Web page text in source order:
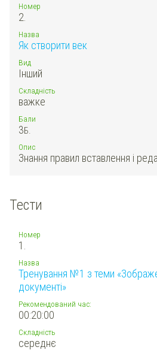
Номер
2.
Назва
Як створити век
Вид
Інший
Складність
важке
Бали
3Б.
Опис
Знання правил вставлення і
Тести
Номер
1.
Назва
Тренування №1 з теми
документі»
Рекомендований час:
00:20:00
Складність
середнє